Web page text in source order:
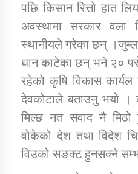
तातोपानी गाउँपालिका जुम्लाको बालविवाह
तातोपानी
तातोपानी
पछि किसान रित्तो हात
अवस्थामा सरकार वला
स्थानीयले गरेका छन्
धान काटेका छन् भने २०
रहेको कृषि विकास
देवकोटाले बताउनु भयो ।
मिल्छ नत सवाद नै मिठो
वोकेको देश तथा विदेश
विउको सङक्ट हुनसक्ने